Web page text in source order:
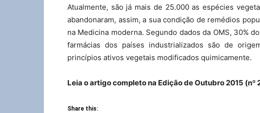
Atualmente, são já mais de 25.000 as espécies
abandonaram, assim, a sua condição de remédios
na Medicina moderna. Segundo dados da OMS, 30%
farmácias dos países industrializados são de
princípios ativos vegetais modificados quimicamente.
Leia o artigo completo na Edição de Outubro 2015 (nº
Share this: